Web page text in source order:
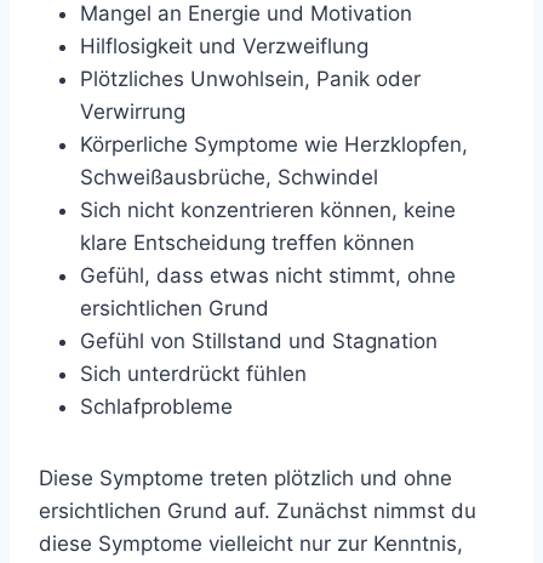
Mangel an Energie und Motivation
Hilflosigkeit und Verzweiflung
Plötzliches Unwohlsein, Panik oder
Verwirrung
Körperliche Symptome wie Herzklopfen,
Schweißausbrüche, Schwindel
Sich nicht konzentrieren können, keine
klare Entscheidung treffen können
Gefühl, dass etwas nicht stimmt, ohne
ersichtlichen Grund
Gefühl von Stillstand und Stagnation
Sich unterdrückt fühlen
Schlafprobleme
Diese Symptome treten plötzlich und ohne
ersichtlichen Grund auf. Zunächst nimmst du
diese Symptome vielleicht nur zur Kenntnis,